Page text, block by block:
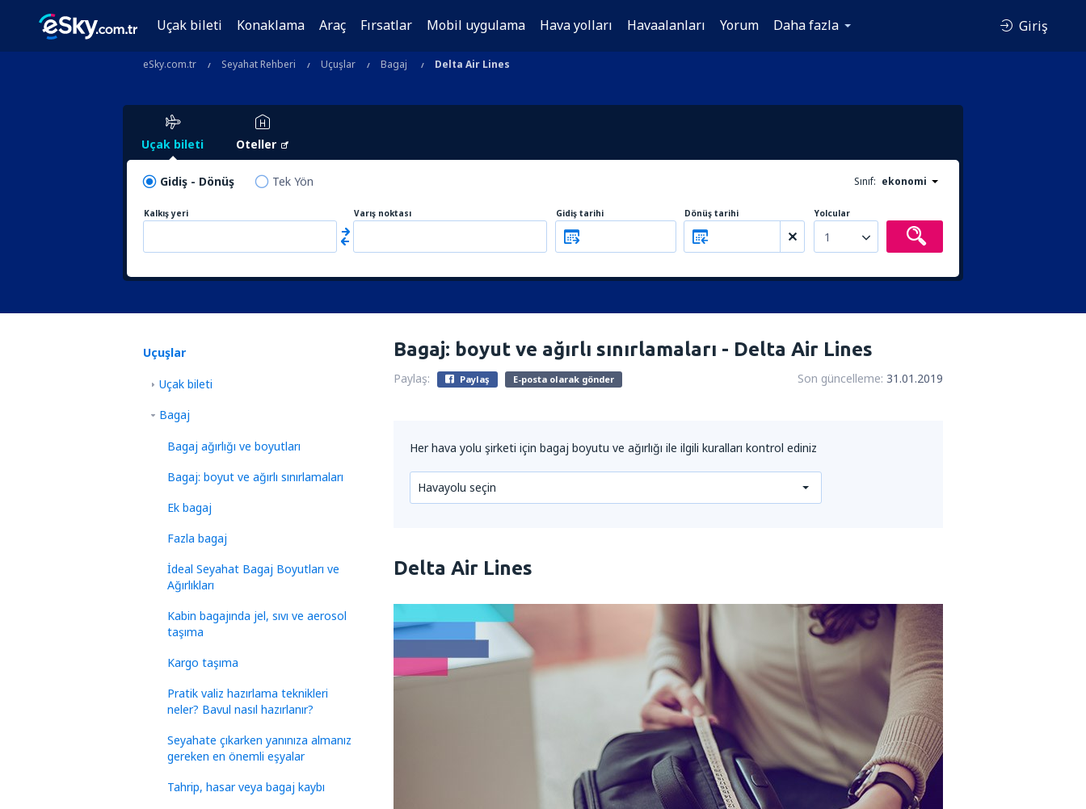
Uçak bileti Konaklama Araç Fırsatlar Mobil uygulama Hava yolları Havaalanları Yorum Daha fazla Giriş
eSky.com.tr Seyahat Rehberi Uçuşlar Bagaj Delta Air Lines
Uçak bileti Oteller
Gidiş - Dönüş Tek Yön Sınıf: ekonomi
Kalkış yeri Varış noktası Gidiş tarihi Dönüş tarihi Yolcular
1
Uçuşlar
Uçak bileti
Bagaj
Bagaj ağırlığı ve boyutları
Bagaj: boyut ve ağırlı sınırlamaları
Ek bagaj
Fazla bagaj
İdeal Seyahat Bagaj Boyutları ve
Ağırlıkları
Kabin bagajında jel, sıvı ve aerosol
taşıma
Kargo taşıma
Pratik valiz hazırlama teknikleri
neler? Bavul nasıl hazırlanır?
Seyahate çıkarken yanınıza almanız
gereken en önemli eşyalar
Tahrip, hasar veya bagaj kaybı
Bagaj: boyut ve ağırlı sınırlamaları - Delta Air Lines
Paylaş: Paylaş E-posta olarak gönder Son güncelleme: 31.01.2019
Her hava yolu şirketi için bagaj boyutu ve ağırlığı ile ilgili kuralları kontrol ediniz
Havayolu seçin
Delta Air Lines